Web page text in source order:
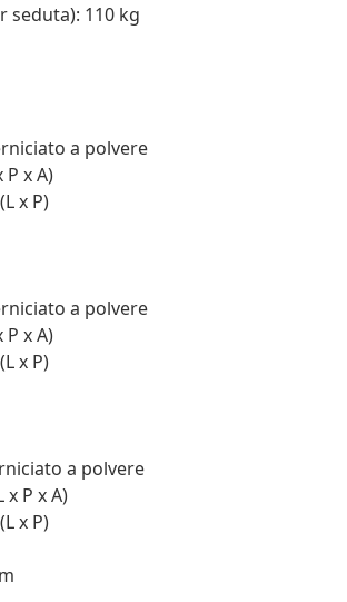
seduta): 110 kg
a polvere
x A)
x P)
a polvere
x A)
x P)
a polvere
x P x A)
x P)